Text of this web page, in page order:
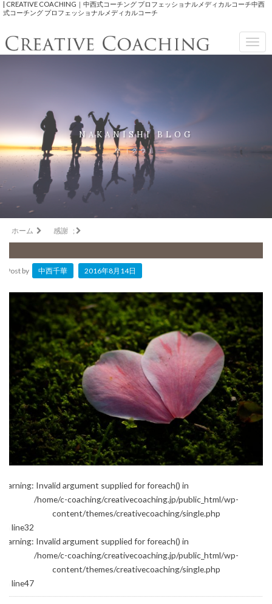
| CREATIVE COACHING｜中西式コーチング プロフェッショナルメディカルコーチ中西
式コーチング プロフェッショナルメディカルコーチ
NAKANISHI BLOG
空（クウ）
ホーム 感謝 ;
Post by 中西千華 2016年8月14日
Warning: Invalid argument supplied for foreach() in
/home/c-coaching/creativecoaching.jp/public_html/wp-
content/themes/creativecoaching/single.php
on line32
Warning: Invalid argument supplied for foreach() in
/home/c-coaching/creativecoaching.jp/public_html/wp-
content/themes/creativecoaching/single.php
on line47